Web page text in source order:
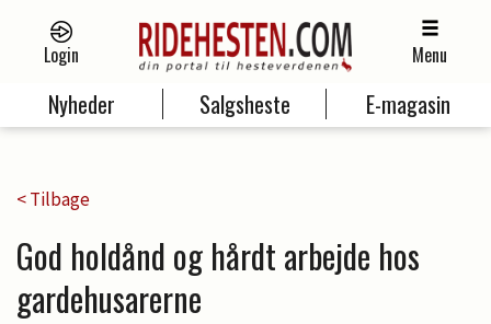
Login Menu
Nyheder Salgsheste E-magasin
< Tilbage
God holdånd og hårdt arbejde hos
gardehusarerne